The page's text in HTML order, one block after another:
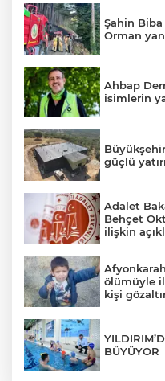
Şahin Biba
Orman
Ahbap
isimlerin
güçlü
Adalet
Behçet
ilişkin
ölümüyle
kişi
BÜYÜYOR